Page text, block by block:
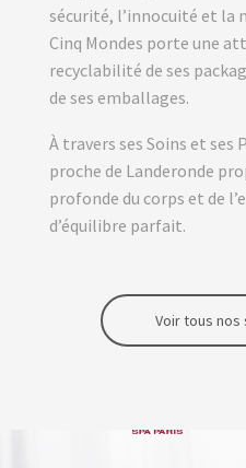
sécurité, l’innocuité et la
Cinq Mondes porte une
recyclabilité de ses
de ses emballages.
À travers ses Soins et ses
proche de Landeronde
profonde du corps et de
d’équilibre parfait.
Voir tous nos